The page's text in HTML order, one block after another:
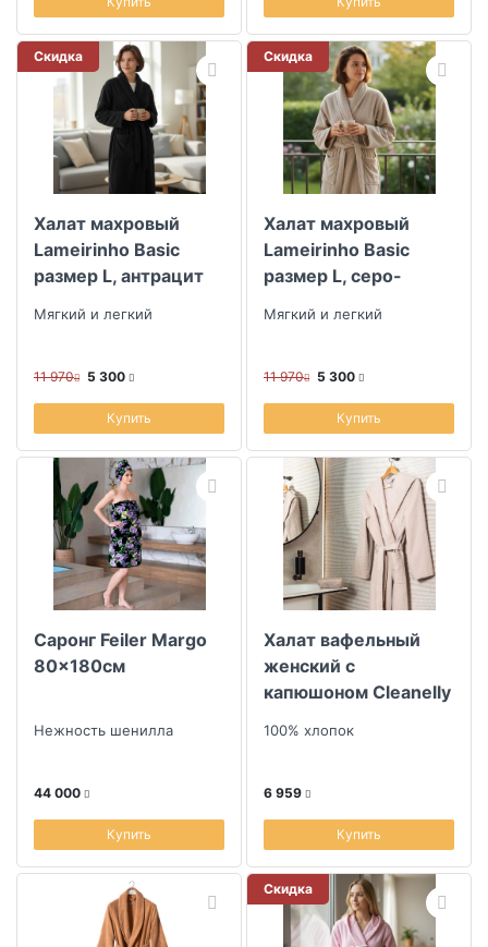
Скидка
Халат махровый
Lameirinho Basic
размер L, антрацит
Мягкий и легкий
11 970 5 300
Купить
Скидка
Халат махровый
Lameirinho Basic
размер L, серо-
Мягкий и легкий
11 970 5 300
Купить
Саронг Feiler Margo
80x180см
Нежность шенилла
44 000
Купить
Халат вафельный
женский с
капюшоном Cleanelly
100% хлопок
6 959
Купить
Скидка